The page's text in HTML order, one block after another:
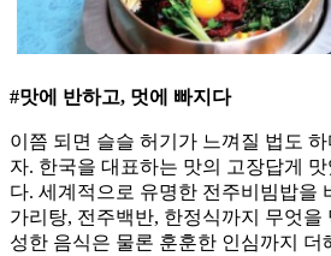
#맛에 반하고, 멋에 빠지다
이쯤 되면 슬슬 허기가 느껴질 법도
자. 한국을 대표하는 맛의 고장답게
다. 세계적으로 유명한 전주비빔밥을
가리탕, 전주백반, 한정식까지 무엇을
성한 음식은 물론 훈훈한 인심까지